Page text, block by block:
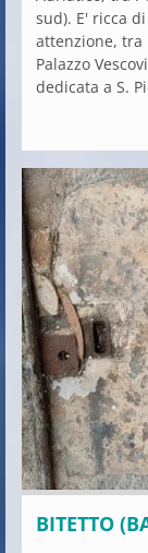
sud). E' ricca
attenzione, tra
Palazzo
dedicata a S.
BITETTO